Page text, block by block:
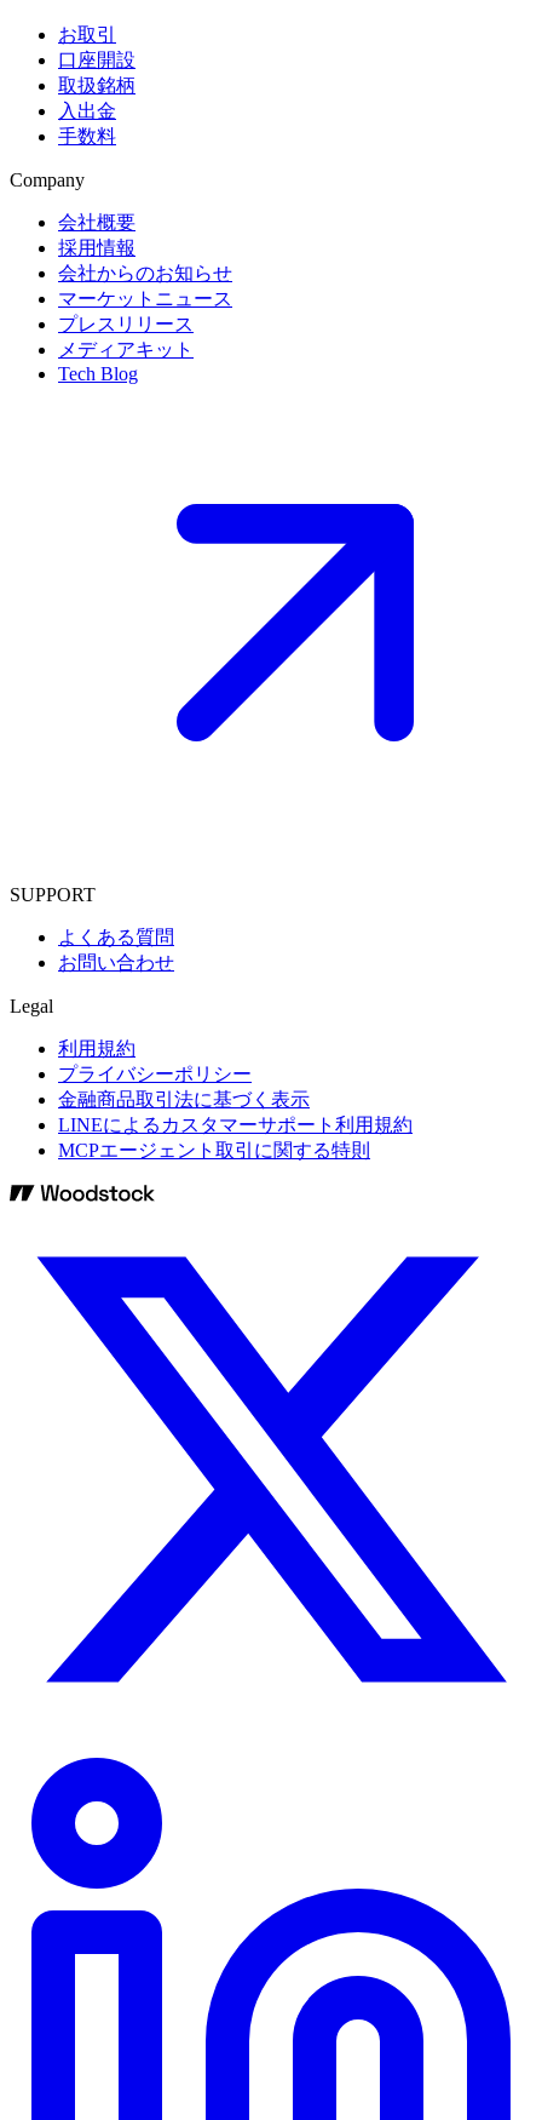
お取引
口座開設
取扱銘柄
入出金
手数料
Company
会社概要
採用情報
会社からのお知らせ
マーケットニュース
プレスリリース
メディアキット
Tech Blog
SUPPORT
よくある質問
お問い合わせ
Legal
利用規約
プライバシーポリシー
金融商品取引法に基づく表示
LINEによるカスタマーサポート利用規約
MCPエージェント取引に関する特則